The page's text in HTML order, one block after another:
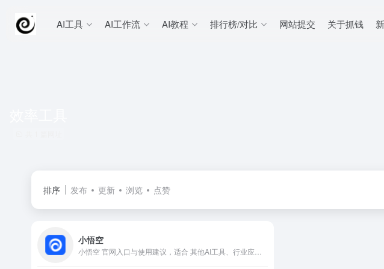
AI工具 AI工作流 AI教程 排行榜/对比 网站提交 关于抓钱
排序 发布 更新 浏览 点赞
小悟空